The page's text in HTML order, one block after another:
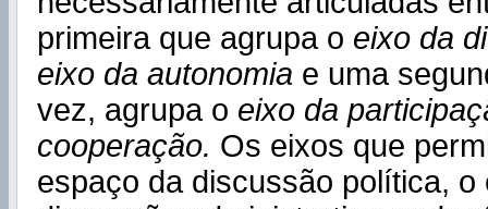
primeira que agrupa o eixo da
eixo da autonomia e uma
vez, agrupa o eixo da
cooperação. Os eixos que
espaço da discussão política, o